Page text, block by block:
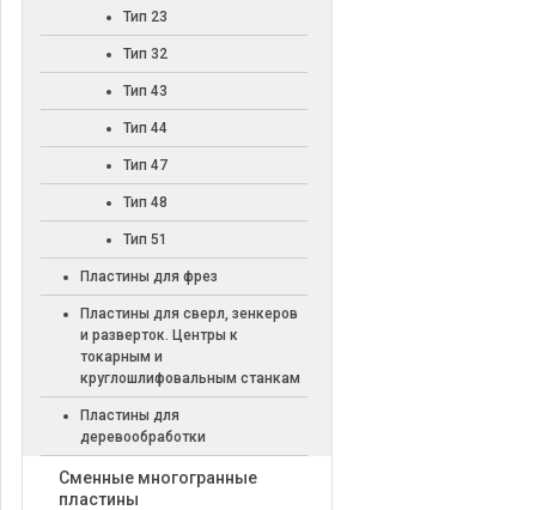
Тип 23
Тип 32
Тип 43
Тип 44
Тип 47
Тип 48
Тип 51
Пластины для фрез
Пластины для сверл, зенкеров
и разверток. Центры к
токарным и
круглошлифовальным станкам
Пластины для
деревообработки
Cменные многогранные
пластины